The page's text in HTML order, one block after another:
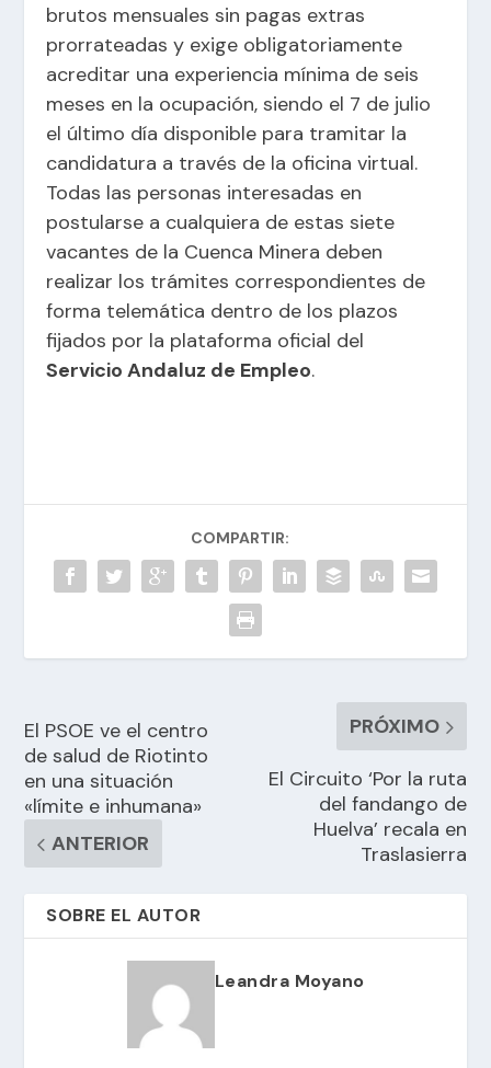
brutos mensuales sin pagas extras
prorrateadas y exige obligatoriamente
acreditar una experiencia mínima de seis
meses en la ocupación, siendo el 7 de julio
el último día disponible para tramitar la
candidatura a través de la oficina virtual.
Todas las personas interesadas en
postularse a cualquiera de estas siete
vacantes de la Cuenca Minera deben
realizar los trámites correspondientes de
forma telemática dentro de los plazos
fijados por la plataforma oficial del
Servicio Andaluz de Empleo.
COMPARTIR:
El PSOE ve el centro
de salud de Riotinto
en una situación
«límite e inhumana»
ANTERIOR
PRÓXIMO
El Circuito ‘Por la ruta
del fandango de
Huelva’ recala en
Traslasierra
SOBRE EL AUTOR
Leandra Moyano